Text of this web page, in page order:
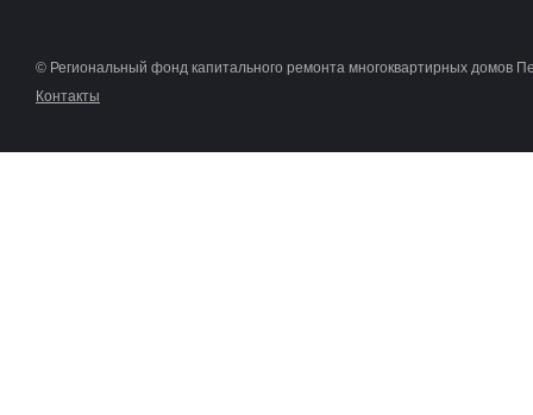
© Региональный фонд капитального ремонта многоквартирных домов
Контакты